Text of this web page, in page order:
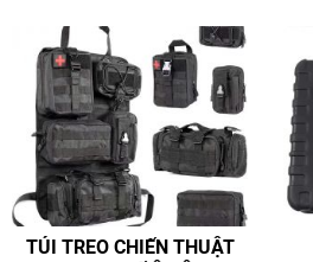
TÚI TREO CHIẾN THUẬT